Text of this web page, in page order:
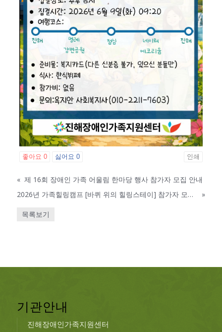
좋아요 0 싫어요 0 인쇄
« 제 16회 장애인 가족 어울림 한마당 행사 참가자 모집 안내
2026년 가족힐링캠프 [바퀴 위의 힐링스테이] 참가자 모집 안내
»
목록보기
기관안내
진해장애인가족지원센터